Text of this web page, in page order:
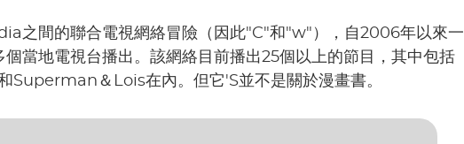
之間的聯合電視網絡冒險（因此"C"和"w"），自2006年以來一
當地電視台播出。該網絡目前播出25個以上的節目，其中包括
＆Lois在內。但它'S並不是關於漫畫書。